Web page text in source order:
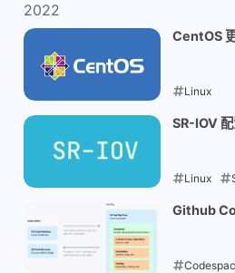
2022
CentOS
Linux
2022-
SR-IOV
Linux
Github